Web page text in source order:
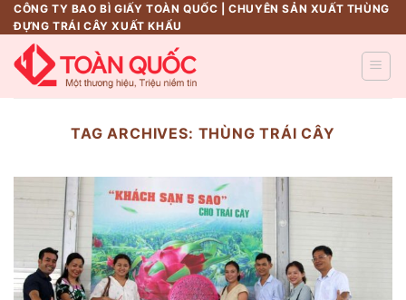
Skip
to
content
CÔNG TY BAO BÌ GIẤY TOÀN QUỐC | CHUYÊN SẢN XUẤT THÙNG
ĐỰNG TRÁI CÂY XUẤT KHẨU
TAG ARCHIVES: THÙNG TRÁI CÂY